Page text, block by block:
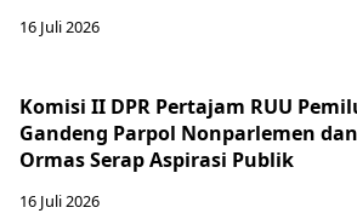
16 Juli 2026
Komisi II DPR Pertajam RUU
Gandeng Parpol Nonparlemen dan
Ormas Serap Aspirasi Publik
16 Juli 2026